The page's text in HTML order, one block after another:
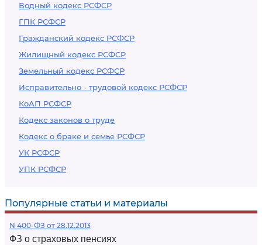
Водный кодекс РСФСР
ГПК РСФСР
Гражданский кодекс РСФСР
Жилищный кодекс РСФСР
Земельный кодекс РСФСР
Исправительно - трудовой кодекс РСФСР
КоАП РСФСР
Кодекс законов о труде
Кодекс о браке и семье РСФСР
УК РСФСР
УПК РСФСР
Популярные статьи и материалы
N 400-ФЗ от 28.12.2013
ФЗ о страховых пенсиях